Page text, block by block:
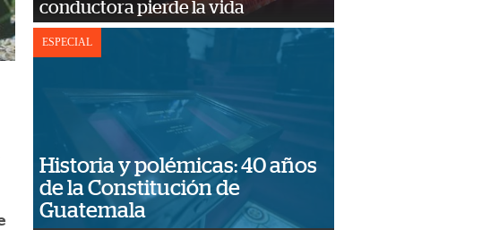
conductora pierde la vida
ESPECIAL
Historia y polémicas: 40 años
de la Constitución de
Guatemala